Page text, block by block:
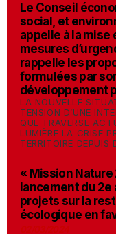
Le Conseil
social, et
appelle à la mise
mesures
rappelle les
formulées par
développement
LA NOUVELLE
TENSION D’UNE
QUE TRAVERSE
LUMIÈRE LA CRISE
TERRITOIRE DEPUIS
« Mission Nature
lancement du 2e
projets sur la
écologique en